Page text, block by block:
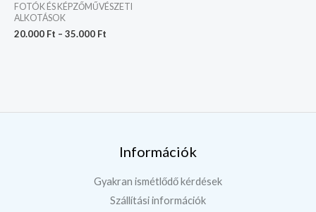
FOTÓK ÉS KÉPZŐMŰVÉSZETI
ALKOTÁSOK
20.000 Ft – 35.000 Ft
Információk
Gyakran ismétlődő kérdések
Szállítási információk